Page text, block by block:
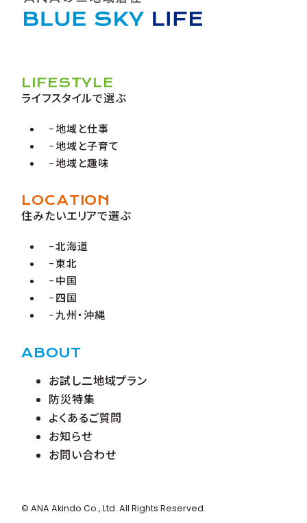
LIFESTYLE
ライフスタイルで選ぶ
地域と仕事
地域と子育て
地域と趣味
LOCATION
住みたいエリアで選ぶ
北海道
東北
中国
四国
九州・沖縄
ABOUT
お試し二地域プラン
防災特集
よくあるご質問
お知らせ
お問い合わせ
© ANA Akindo Co., Ltd. All Rights Reserved.